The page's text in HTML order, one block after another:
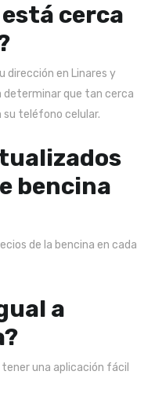
cerca
dirección en Linares y
determinar que tan cerca
su teléfono celular.
bencina
de la bencina en cada
a
una aplicación fácil